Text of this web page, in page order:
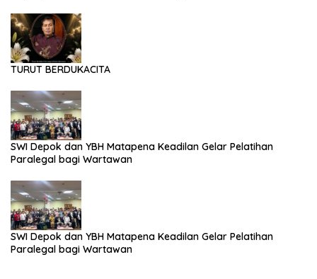
TURUT BERDUKACITA
SWI Depok dan YBH Matapena Keadilan Gelar Pelatihan
Paralegal bagi Wartawan
SWI Depok dan YBH Matapena Keadilan Gelar Pelatihan
Paralegal bagi Wartawan